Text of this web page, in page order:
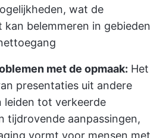
wat de
belemmeren in gebieden
met de opmaak: Het
presentaties uit andere
leiden tot verkeerde
tijdrovende aanpassingen,
vormt voor mensen met